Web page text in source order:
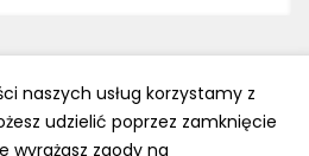
naszych usług korzystamy z
udzielić poprzez zamknięcie
wyrażasz zgody na